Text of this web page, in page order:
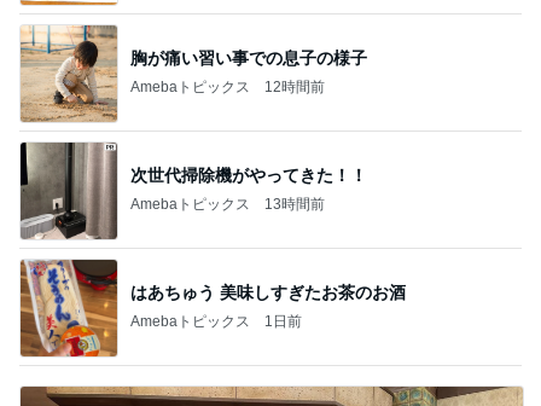
胸が痛い習い事での息子の様子
Amebaトピックス 12時間前
次世代掃除機がやってきた！！
Amebaトピックス 13時間前
はあちゅう 美味しすぎたお茶のお酒
Amebaトピックス 1日前